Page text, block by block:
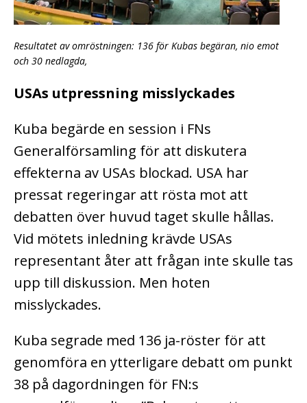
Resultatet av omröstningen: 136 för Kubas begäran, nio emot
och 30 nedlagda,
USAs utpressning misslyckades
Kuba begärde en session i FNs
Generalförsamling för att diskutera
effekterna av USAs blockad. USA har
pressat regeringar att rösta mot att
debatten över huvud taget skulle hållas.
Vid mötets inledning krävde USAs
representant åter att frågan inte skulle tas
upp till diskussion. Men hoten
misslyckades.
Kuba segrade med 136 ja-röster för att
genomföra en ytterligare debatt om punkt
38 på dagordningen för FN:s